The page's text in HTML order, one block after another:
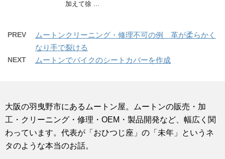
加えて徐 ...
PREV
ムートンクリーニング・修理不可の例 革が柔らかく
なり手で裂ける
NEXT ムートンでバイクのシートカバーを作成
大阪の羽曳野市にあるムートン屋。ムートンの販売・加
工・クリーニング・修理・OEM・製品開発など、幅広く関
わっています。代表が「おひつじ座」の「未年」というネ
タのような本当のお話。